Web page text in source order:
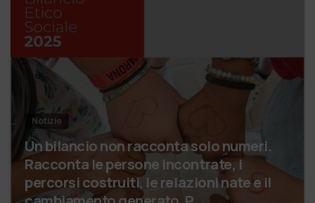
Notizie
Un bilancio non racconta solo numeri.
Racconta le persone incontrate, i
percorsi costruiti, le relazioni nate e il